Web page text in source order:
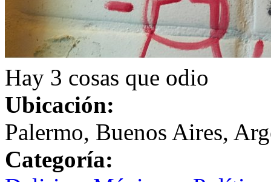
Hay 3 cosas que odio
Ubicación:
Palermo, Buenos Aires,
Categoría: